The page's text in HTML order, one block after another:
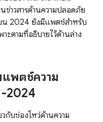
าวสารด้านความปลอดภัย
น 2024 ยังมีแพตช์สำหรับ
ะตามที่อธิบายไว้ด้านล่าง
แพตช์ความ
2024
กับช่องโหว่ด้านความ